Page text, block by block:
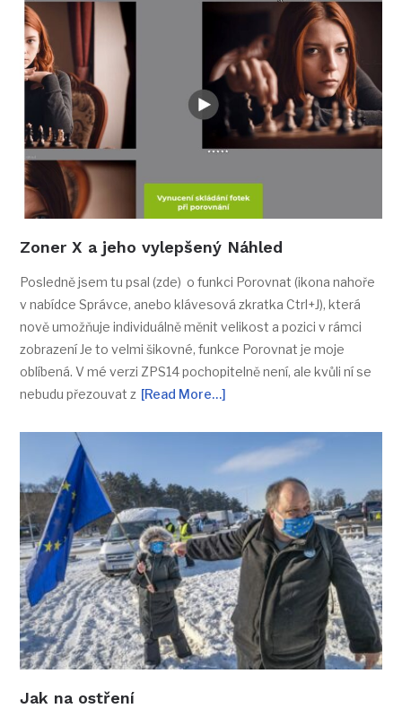
Zoner X a jeho vylepšený Náhled
Posledně jsem tu psal (zde) o funkci Porovnat (ikona nahoře
v nabídce Správce, anebo klávesová zkratka Ctrl+J), která
nově umožňuje individuálně měnit velikost a pozici v rámci
zobrazení Je to velmi šikovné, funkce Porovnat je moje
oblíbená. V mé verzi ZPS14 pochopitelně není, ale kvůli ní se
nebudu přezouvat z [Read More…]
Jak na ostření